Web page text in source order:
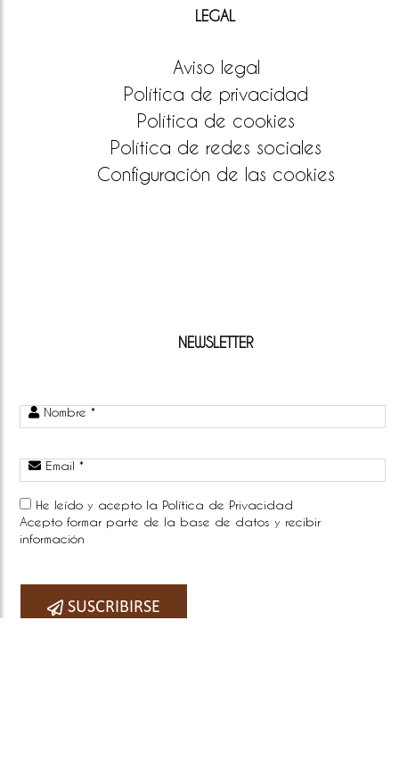
LEGAL
Aviso legal
Política de privacidad
Política de cookies
Política de redes sociales
Configuración de las cookies
NEWSLETTER
Nombre *
Email *
He leído y acepto la Política de Privacidad
Acepto formar parte de la base de datos y recibir
información
SUSCRIBIRSE